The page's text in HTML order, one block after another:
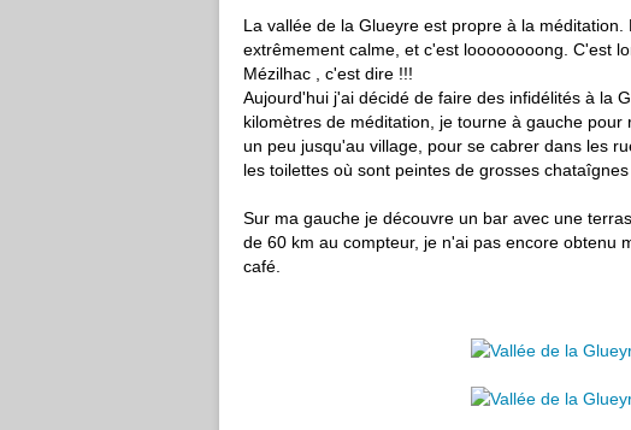
La vallée de la Glueyre est propre à la
extrêmement calme, et c'est loooooooong. C'est
Mézilhac , c'est dire !!!
Aujourd'hui j'ai décidé de faire des infidélités à la
kilomètres de méditation, je tourne à gauche pour
un peu jusqu'au village, pour se cabrer dans les
les toilettes où sont peintes de grosses chataîgnes
Sur ma gauche je découvre un bar avec une
de 60 km au compteur, je n'ai pas encore obtenu
café.